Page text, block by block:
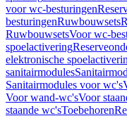
voor wc-besturingen
besturingenRuwbouwsets
RuwbouwsetsVoor wc-
spoelactivering
elektronische
sanitairmodules
Sanitairmodules voor wc's
Voor wand-wc'sVoor
staande wc'sToebehoren